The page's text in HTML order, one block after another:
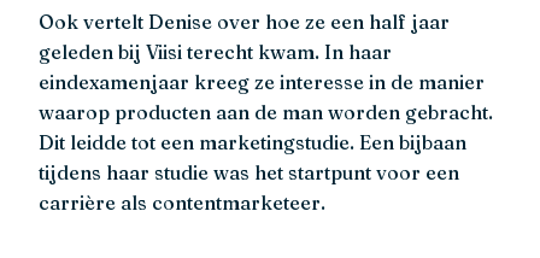
Ook vertelt Denise over hoe ze een half jaar
geleden bij Viisi terecht kwam. In haar
eindexamenjaar kreeg ze interesse in de manier
waarop producten aan de man worden gebracht.
Dit leidde tot een marketingstudie. Een bijbaan
tijdens haar studie was het startpunt voor een
carrière als contentmarketeer.